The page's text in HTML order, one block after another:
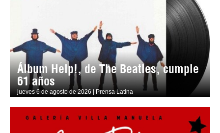
Álbum Help!, de The Beatles, cumple
61 años
jueves 6 de agosto de 2026 | Prensa Latina